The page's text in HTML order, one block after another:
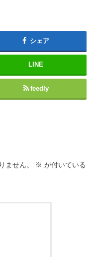
シェア
LINE
feedly
ません。 ※ が付いている